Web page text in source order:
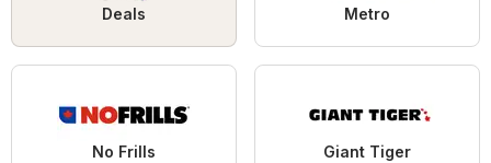
Deals Metro
No Frills Giant Tiger